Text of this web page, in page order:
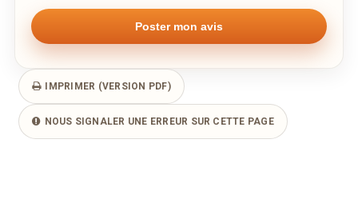
IMPRIMER (VERSION PDF)
NOUS SIGNALER UNE ERREUR SUR CETTE PAGE